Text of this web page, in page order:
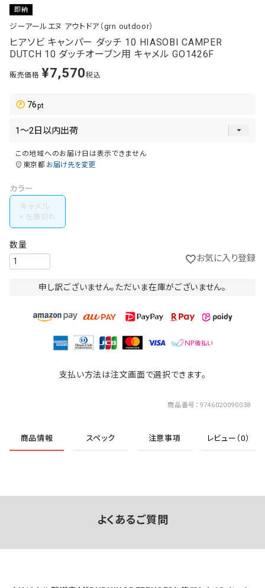
即納
ジーアールエヌ アウトドア（grn outdoor）
ヒアソビ キャンパー ダッチ 10 HIASOBI CAMPER
DUTCH 10 ダッチオーブン用 キャメル GO1426F
販売価格 ¥7,570税込
76
この地域へのお届け日は表示できません
東京都 お届け先を変更
カラー
キャメル
お気に入り登録
申し訳ございません。ただいま在庫がございません。
支払い方法は注文画面で選択できます。
商品番号 9746020090038
商品情報 スペック 注意事項 レビュー（0）
よくあるご質問